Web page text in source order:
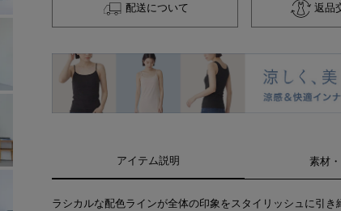
配送について 返品
アイテム説明 素材
ラシカルな配色ラインが全体の印象をスタイリッシュに引き